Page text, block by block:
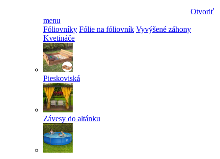
Otvoriť
menu
Fóliovníky Fólie na fóliovník Vyvýšené záhony
Kvetináče
Pieskoviská
Závesy do altánku